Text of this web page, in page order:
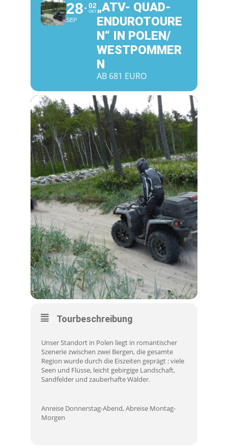
28
SEP
02
OKT „ATV- QUAD-
ENDUROTOURE
N“ IN POLEN/
WESTPOMMER
N
AB 681 EURO
Tourbeschreibung
Unser Standort in Polen liegt in romantischer
Szenerie zwischen zwei Bergen, die gesamte
Region wurde durch die Eiszeiten geprägt : viele
Seen und Flüsse, leicht gebirgige Landschaft,
Sandfelder und zauberhafte Wälder.
Anreise Donnerstag-Abend, Abreise Montag-
Morgen